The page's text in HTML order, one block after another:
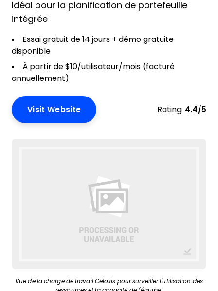
Idéal pour la planification de portefeuille
intégrée
Essai gratuit de 14 jours + démo gratuite
disponible
À partir de $10/utilisateur/mois (facturé
annuellement)
Visit Website Rating: 4.4/5
Vue de la charge de travail Celoxis pour surveiller l'utilisation des